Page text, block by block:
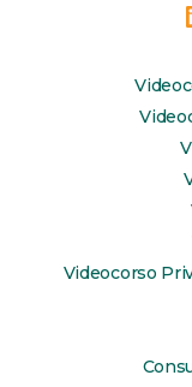
Videocorso